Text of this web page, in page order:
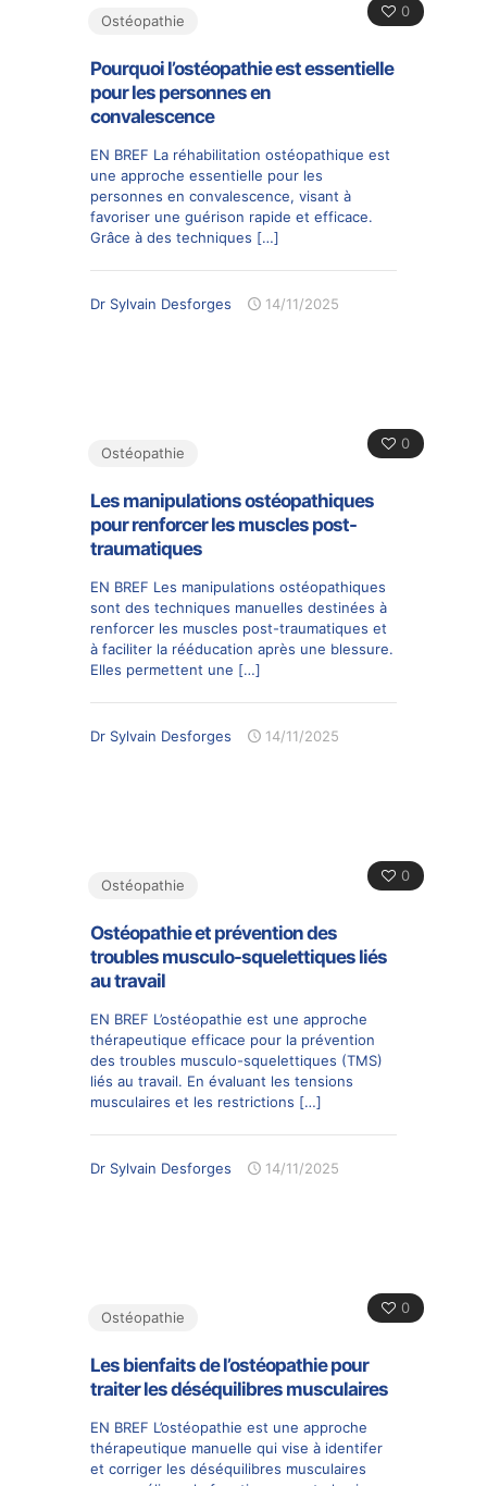
0
Ostéopathie
Pourquoi l’ostéopathie est essentielle
pour les personnes en
convalescence
EN BREF La réhabilitation ostéopathique est
une approche essentielle pour les
personnes en convalescence, visant à
favoriser une guérison rapide et efficace.
Grâce à des techniques […]
Dr Sylvain Desforges 14/11/2025
0
Ostéopathie
Les manipulations ostéopathiques
pour renforcer les muscles post-
traumatiques
EN BREF Les manipulations ostéopathiques
sont des techniques manuelles destinées à
renforcer les muscles post-traumatiques et
à faciliter la rééducation après une blessure.
Elles permettent une […]
Dr Sylvain Desforges 14/11/2025
0
Ostéopathie
Ostéopathie et prévention des
troubles musculo-squelettiques liés
au travail
EN BREF L’ostéopathie est une approche
thérapeutique efficace pour la prévention
des troubles musculo-squelettiques (TMS)
liés au travail. En évaluant les tensions
musculaires et les restrictions […]
Dr Sylvain Desforges 14/11/2025
0
Ostéopathie
Les bienfaits de l’ostéopathie pour
traiter les déséquilibres musculaires
EN BREF L’ostéopathie est une approche
thérapeutique manuelle qui vise à identifer
et corriger les déséquilibres musculaires